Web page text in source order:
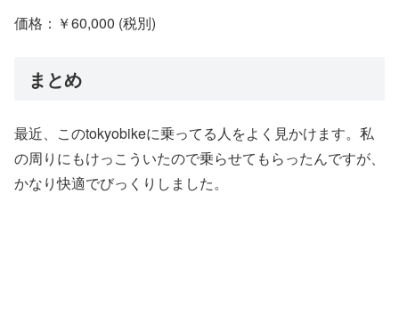
価格：￥60,000 (税別)
まとめ
最近、このtokyobikeに乗ってる人をよく見かけます。私
の周りにもけっこういたので乗らせてもらったんですが、
かなり快適でびっくりしました。